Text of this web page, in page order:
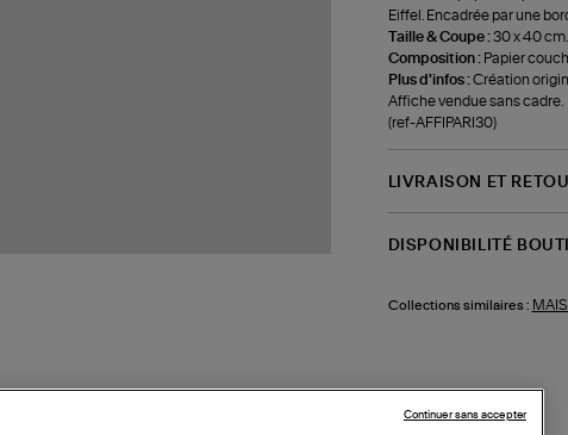
Eiffel. Encadrée par une
Taille & Coupe :30 x 40 cm.
Composition : Papier
Plus d'infos :Création
Affiche vendue sans cadre.
(ref-AFFIPARI30)
LIVRAISON ET
DISPONIBILITÉ
Collections similaires :
Continuer sans accepter